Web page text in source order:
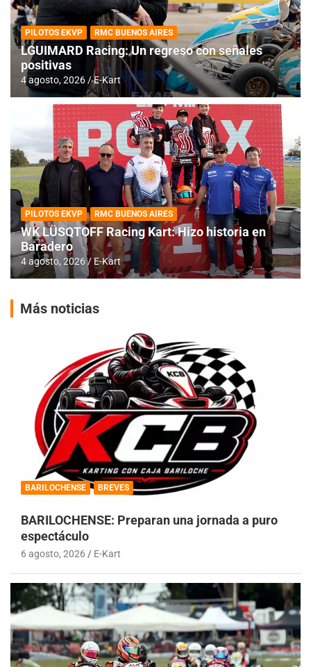
PILOTOS EKVP RMC BUENOS AIRES
LGUIMARD Racing: Un regreso con señales
positivas
4 agosto, 2026 E-Kart
PILOTOS EKVP RMC BUENOS AIRES
WK LÜSQTOFF Racing Kart: Hizo historia en
Baradero
4 agosto, 2026 E-Kart
Más noticias
BARILOCHENSE BREVES
BARILOCHENSE: Preparan una jornada a puro
espectáculo
6 agosto, 2026 E-Kart